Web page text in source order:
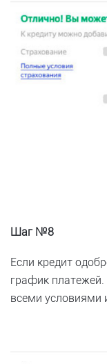
Шаг №8
Если кредит
график
всеми условиями